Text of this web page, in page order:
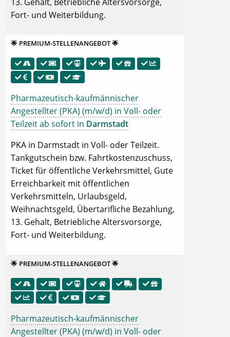
Fort- und Weiterbildung.
🌟 PREMIUM-STELLENANGEBOT 🌟
Pharmazeutisch-kaufmännischer
Angestellter (PKA) (m/w/d) in Voll- oder
Teilzeit ab sofort in Darmstadt
PKA in Darmstadt in Voll- oder Teilzeit.
Tankgutschein bzw. Fahrtkostenzuschuss,
Ticket für öffentliche Verkehrsmittel, Gute
Erreichbarkeit mit öffentlichen
Verkehrsmitteln, Urlaubsgeld,
Weihnachtsgeld, Übertarifliche Bezahlung,
13. Gehalt, Betriebliche Altersvorsorge,
Fort- und Weiterbildung.
🌟 PREMIUM-STELLENANGEBOT 🌟
Pharmazeutisch-kaufmännischer
Angestellter (PKA) (m/w/d) in Voll- oder